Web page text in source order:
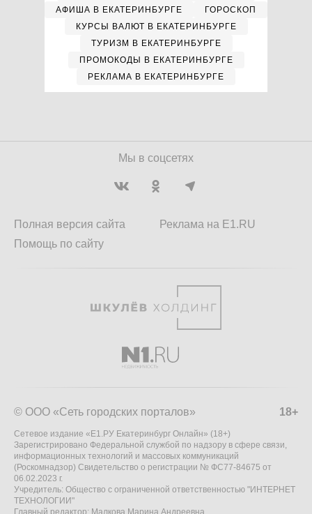
АФИША В ЕКАТЕРИНБУРГЕ
ГОРОСКОП
КУРСЫ ВАЛЮТ В ЕКАТЕРИНБУРГЕ
ТУРИЗМ В ЕКАТЕРИНБУРГЕ
ПРОМОКОДЫ В ЕКАТЕРИНБУРГЕ
РЕКЛАМА В ЕКАТЕРИНБУРГЕ
Мы в соцсетях
Полная версия сайта
Помощь по сайту
Реклама на E1.RU
18+
© ООО «Сеть городских порталов»
Сетевое издание «Е1.РУ Екатеринбург Онлайн» (18+)
Зарегистрировано Федеральной службой по надзору в сфере связи,
информационных технологий и массовых коммуникаций
(Роскомнадзор) Свидетельство о регистрации № ФС77-84675 от
06.02.2023 г.
Учредитель: Общество с ограниченной ответственностью "ИНТЕРНЕТ
ТЕХНОЛОГИИ"
Главный редактор: Малкова Марина Андреевна